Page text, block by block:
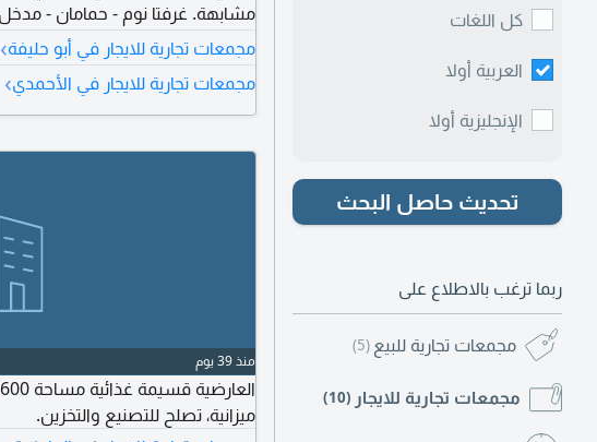
كل اللغات
العربية أولا
الإنجليزية أولا
تحديث حاصل البحث
ربما ترغب بالاطلاع على
مجمعات تجارية للبيع (5)
مجمعات تجارية للايجار (10)
اتصل للتفاصيل.
مجمعات تجارية للايجار في أبو حليفة›
مجمعات تجارية للايجار في الأحمدي›
منذ 39 يوم
ميزانية، تصلح للتصنيع والتخزين.